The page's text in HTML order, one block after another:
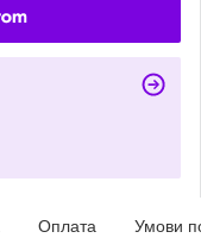
Оплата Умови